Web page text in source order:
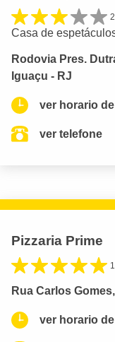
Casa de
Rodovia Pres.
Iguaçu - RJ
ver horario
ver telefone
Pizzaria Prime
Rua Carlos
ver horario